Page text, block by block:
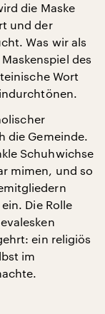
die Maske
und der
Was wir als
des
Wort
die Gemeinde.
Schuhwichse
mimen, und so
Die Rolle
ein religiös
im